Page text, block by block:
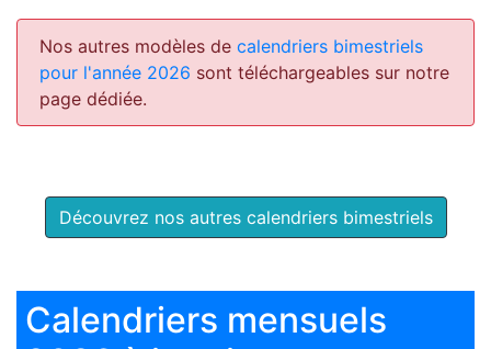
Nos autres modèles de calendriers bimestriels
pour l'année 2026 sont téléchargeables sur notre
page dédiée.
Découvrez nos autres calendriers bimestriels
Calendriers mensuels